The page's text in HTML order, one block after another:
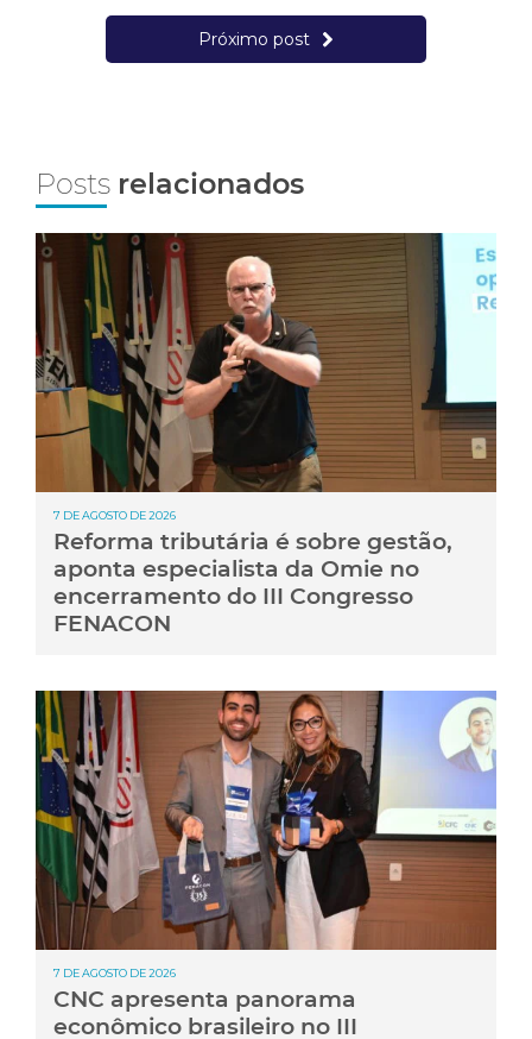
Próximo post
Posts relacionados
7 DE AGOSTO DE 2026
Reforma tributária é sobre gestão,
aponta especialista da Omie no
encerramento do III Congresso
FENACON
7 DE AGOSTO DE 2026
CNC apresenta panorama
econômico brasileiro no III